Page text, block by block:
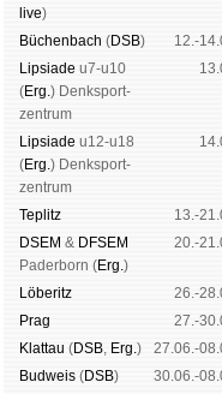
live)
Büchen­bach (DSB)
12.-
Lipsiade u7-u10
(Erg.) Denk­sport­
zen­trum
Lipsiade u12-u18
(Erg.) Denk­sport­
zen­trum
Tep­litz
13.-
DSEM & DFSEM
Pader­born (Erg.)
20.-
Lö­be­ritz
26.-
Prag
27.-
Klat­tau (DSB, Erg.)
27.06.-
Bud­weis (DSB) 30.06.-